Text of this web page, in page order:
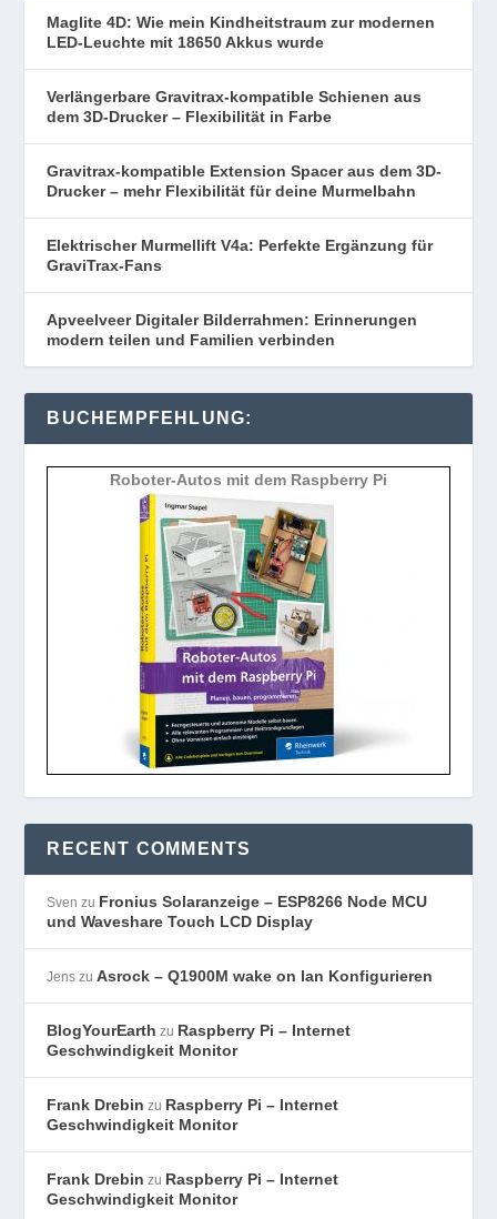
Maglite 4D: Wie mein Kindheitstraum zur modernen
LED-Leuchte mit 18650 Akkus wurde
Verlängerbare Gravitrax-kompatible Schienen aus
dem 3D-Drucker – Flexibilität in Farbe
Gravitrax-kompatible Extension Spacer aus dem 3D-
Drucker – mehr Flexibilität für deine Murmelbahn
Elektrischer Murmellift V4a: Perfekte Ergänzung für
GraviTrax-Fans
Apveelveer Digitaler Bilderrahmen: Erinnerungen
modern teilen und Familien verbinden
BUCHEMPFEHLUNG:
Roboter-Autos mit dem Raspberry Pi
RECENT COMMENTS
Sven zu Fronius Solaranzeige – ESP8266 Node MCU
und Waveshare Touch LCD Display
Jens zuAsrock – Q1900M wake on lan Konfigurieren
BlogYourEarth zu Raspberry Pi – Internet
Geschwindigkeit Monitor
Frank Drebin zu Raspberry Pi – Internet
Geschwindigkeit Monitor
Frank Drebin zu Raspberry Pi – Internet
Geschwindigkeit Monitor